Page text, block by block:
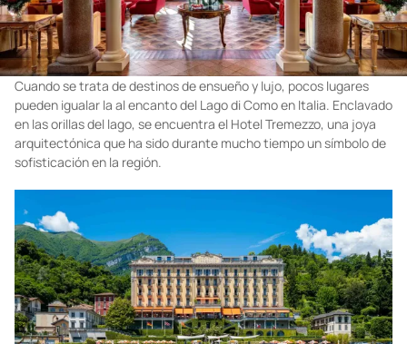
Cuando se trata de destinos de ensueño y lujo, pocos lugares
pueden igualar la al encanto del Lago di Como en Italia. Enclavado
en las orillas del lago, se encuentra el Hotel Tremezzo, una joya
arquitectónica que ha sido durante mucho tiempo un símbolo de
sofisticación en la región.